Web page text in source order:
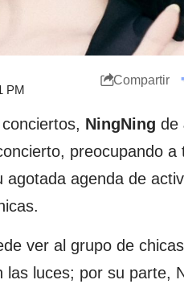
PM
Compartir
NingNing de
preocupando a
agenda de
ver al grupo de
luces; por su parte,